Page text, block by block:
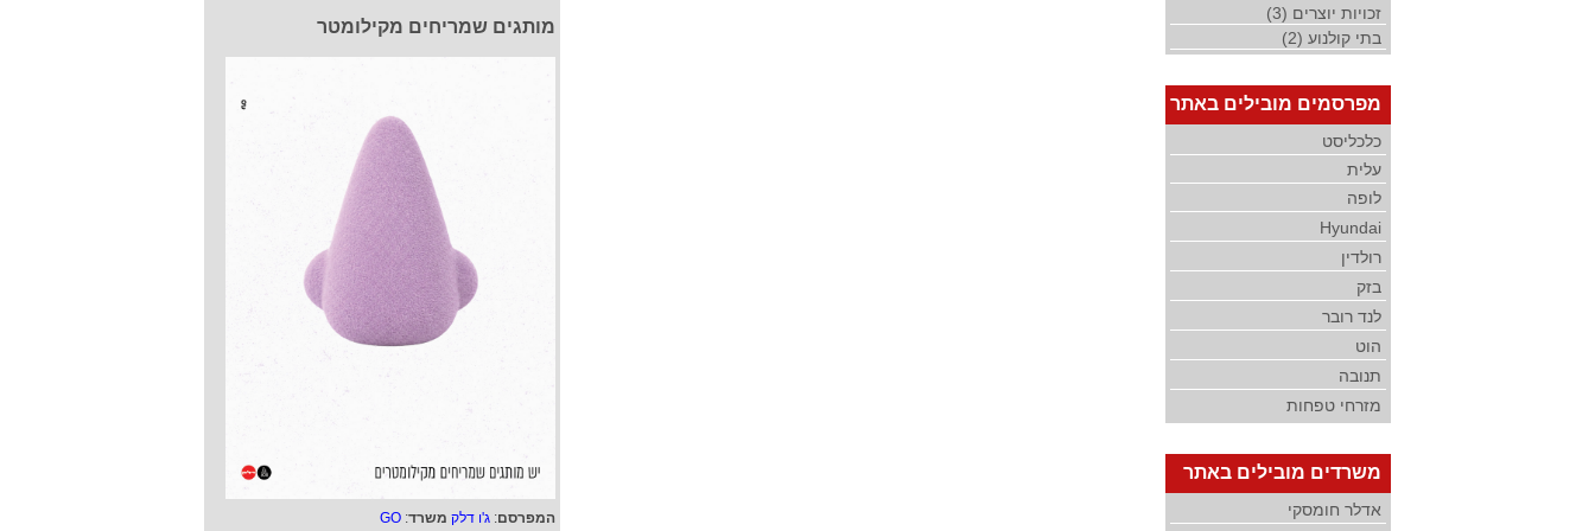
מותגים שמריחים מקילומטר
המפרסם: ג'ו דלק משרד:
GO
זכויות יוצרים (3)
בתי קולנוע (2)
מפרסמים מובילים באתר
כלכליסט
עלית
לופה
Hyundai
רולדין
בזק
לנד רובר
הוט
תנובה
מזרחי טפחות
משרדים מובילים באתר
אדלר חומסקי